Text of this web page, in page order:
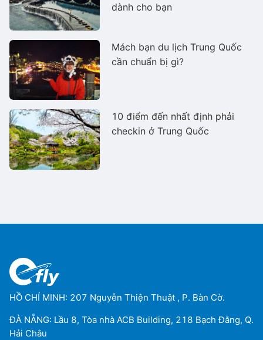
dành cho bạn
Mách bạn du lịch Trung Quốc
cần chuẩn bị gì?
10 điểm đến nhất định phải
checkin ở Trung Quốc
HỒ CHÍ MINH: 207 Nguyễn Thiện Thuật , P. Bàn Cờ.
ĐÀ NẴNG: Lầu 8, Tòa nhà ACB Building, 218 Bạch Đằng, Q.
Hải Châu